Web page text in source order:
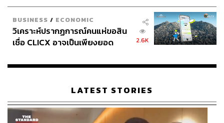
BUSINESS / ECONOMIC
วิเคราะห์ปรากฏการณ์คนแห่ขอสิน
เชื่อ CLICX อาจเป็นเพียงยอด
เรือนไทยที่ถูกซุกไว้
2.6K
LATEST STORIES